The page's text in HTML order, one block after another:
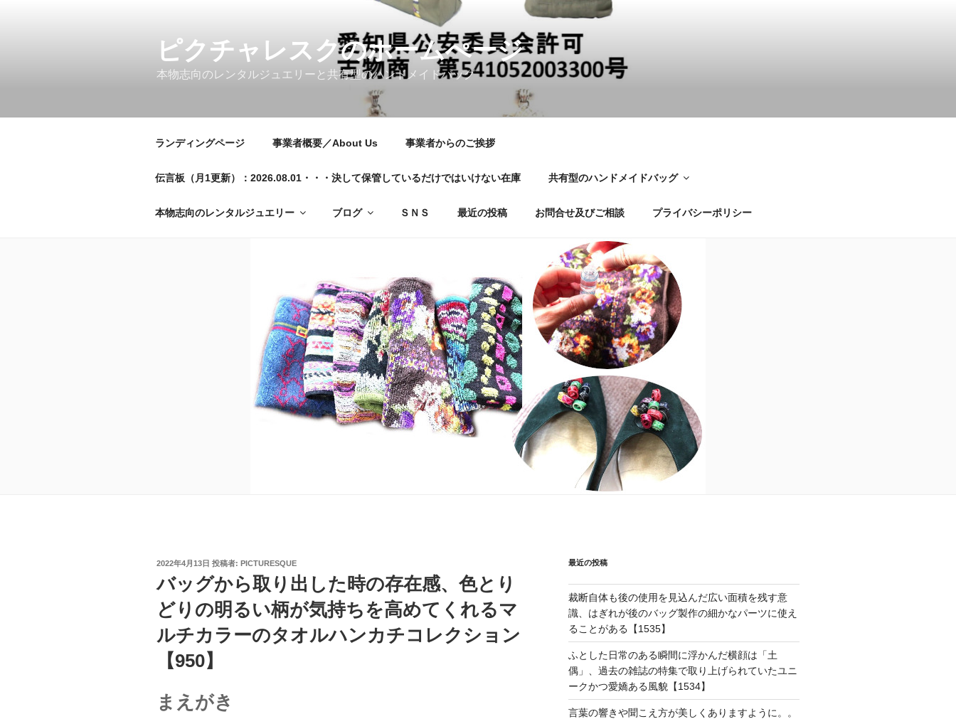
ピクチャレスクのホームぺージ
本物志向のレンタルジュエリーと共有型のハンドメイドバッグ
ランディングページ 事業者概要／About Us 事業者からのご挨拶
伝言板（月1更新）：2026.08.01・・・決して保管しているだけではいけない在庫 共有型のハンドメイドバッグ
本物志向のレンタルジュエリー ブログ ＳＮＳ 最近の投稿 お問合せ及びご相談 プライバシーポリシー
投
日:
2022年4月13日 投稿者: PICTURESQUE
バッグから取り出した時の存在感、色とり
どりの明るい柄が気持ちを高めてくれるマ
ルチカラーのタオルハンカチコレクション
【950】
まえがき
最近の投稿
裁断自体も後の使用を見込んだ広い面積を残す意
識、はぎれが後のバッグ製作の細かなパーツに使え
ることがある【1535】
ふとした日常のある瞬間に浮かんだ横顔は「土
偶」、過去の雑誌の特集で取り上げられていたユニ
ークかつ愛嬌ある風貌【1534】
言葉の響きや聞こえ方が美しくありますように。。